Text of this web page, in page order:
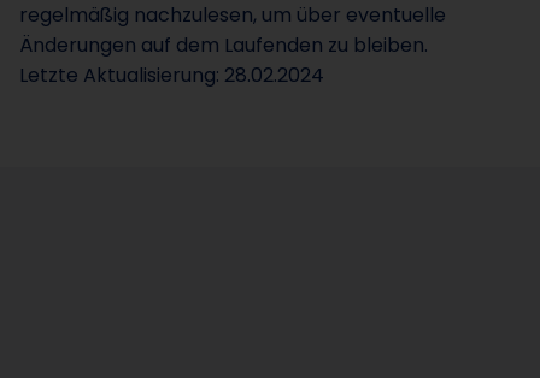
regelmäßig nachzulesen, um über eventuelle
Änderungen auf dem Laufenden zu bleiben.
Letzte Aktualisierung: 28.02.2024